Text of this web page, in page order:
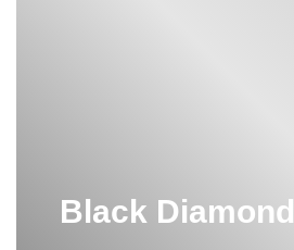
Black Diamond